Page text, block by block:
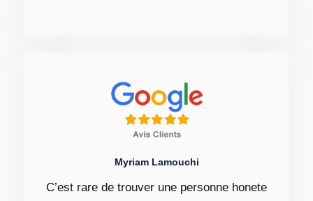
Myriam Lamouchi
C’est rare de trouver une personne honete